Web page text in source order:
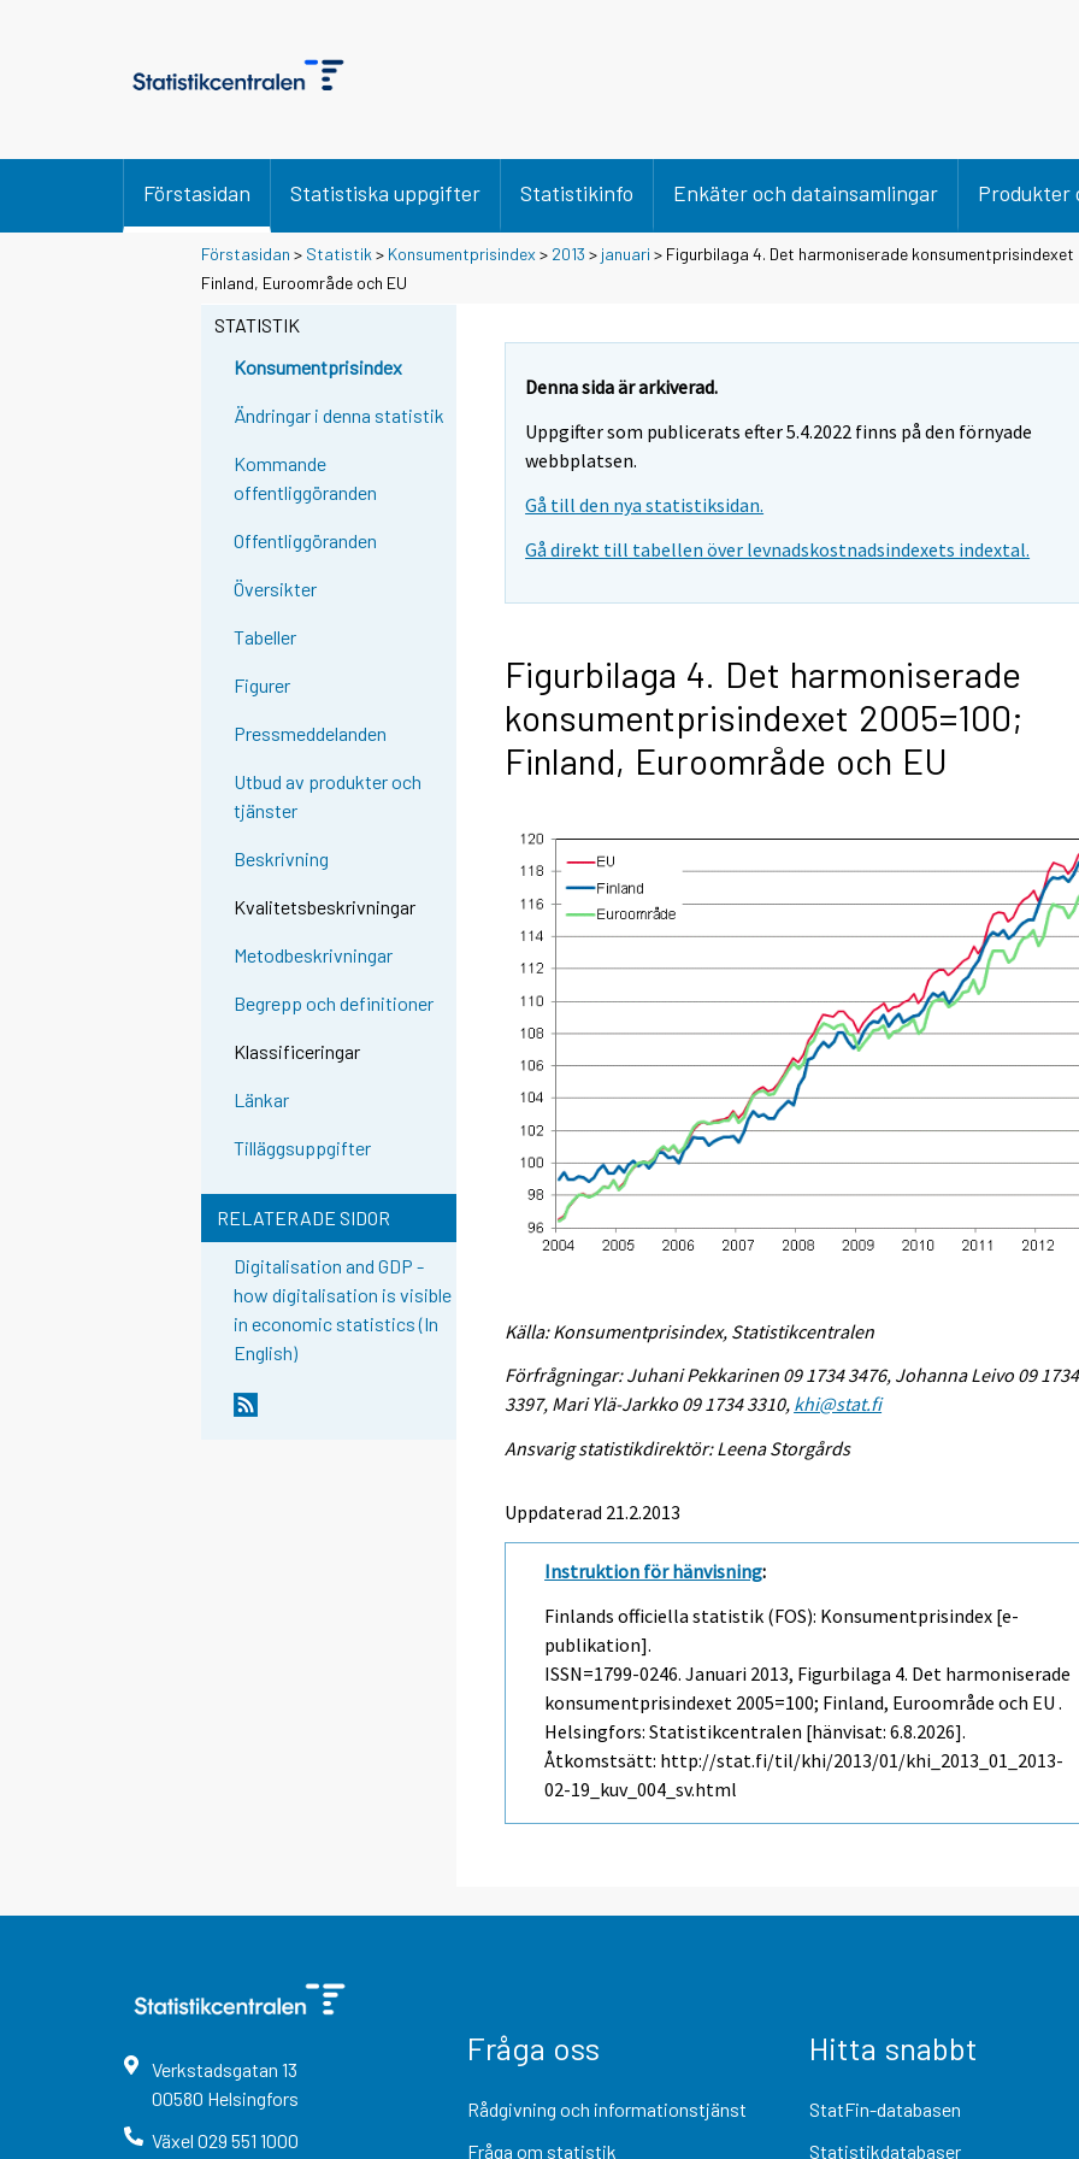
Förstasidan Statistiska uppgifter Statistikinfo Enkäter och datainsamlingar Produkter
Förstasidan > Statistik > Konsumentprisindex > 2013 > januari > Figurbilaga 4. Det harmoniserade konsumentprisindexet
Finland, Euroområde och EU
STATISTIK
Konsumentprisindex
Ändringar i denna statistik
Kommande
offentliggöranden
Offentliggöranden
Översikter
Tabeller
Figurer
Pressmeddelanden
Utbud av produkter och
tjänster
Beskrivning
Kvalitetsbeskrivningar
Metodbeskrivningar
Begrepp och definitioner
Klassificeringar
Länkar
Tilläggsuppgifter
RELATERADE SIDOR
Digitalisation and GDP -
how digitalisation is visible
in economic statistics (In
English)
Denna sida är arkiverad.
Uppgifter som publicerats efter 5.4.2022 finns på den förnyade
webbplatsen.
Gå till den nya statistiksidan.
Gå direkt till tabellen över levnadskostnadsindexets indextal.
Figurbilaga 4. Det harmoniserade
konsumentprisindexet 2005=100;
Finland, Euroområde och EU
Källa: Konsumentprisindex, Statistikcentralen
Förfrågningar: Juhani Pekkarinen 09 1734 3476, Johanna Leivo 09 1734
3397, Mari Ylä-Jarkko 09 1734 3310, khi@stat.fi
Ansvarig statistikdirektör: Leena Storgårds
Uppdaterad 21.2.2013
Instruktion för hänvisning:
Finlands officiella statistik (FOS): Konsumentprisindex [e-
publikation].
ISSN=1799-0246.Januari 2013, Figurbilaga 4. Det harmoniserade
konsumentprisindexet 2005=100; Finland, Euroområde och EU .
Helsingfors: Statistikcentralen [hänvisat: 6.8.2026].
Åtkomstsätt: http://stat.fi/til/khi/2013/01/khi_2013_01_2013-
02-19_kuv_004_sv.html
Verkstadsgatan 13
00580 Helsingfors
Växel 029 551 1000
Fråga oss
Rådgivning och informationstjänst
Fråga om statistik
Hitta snabbt
StatFin-databasen
Statistikdatabaser